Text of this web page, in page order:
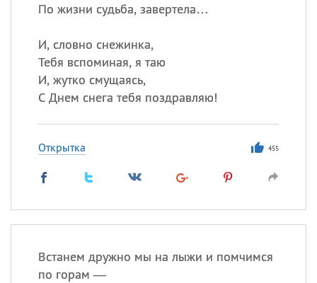
По жизни судьба, завертела…
И, словно снежинка,
Тебя вспоминая, я таю
И, жутко смущаясь,
С Днем снега тебя поздравляю!
Открытка 455
Встанем дружно мы на лыжи и помчимся
по горам —